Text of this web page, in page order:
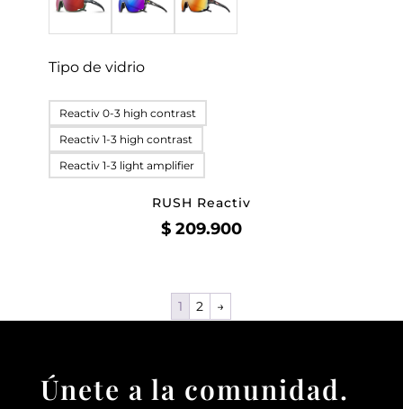
Tipo de vidrio
Reactiv 0-3 high contrast
Reactiv 1-3 high contrast
Reactiv 1-3 light amplifier
RUSH Reactiv
$209.900
1 2 →
Únete a la comunidad.